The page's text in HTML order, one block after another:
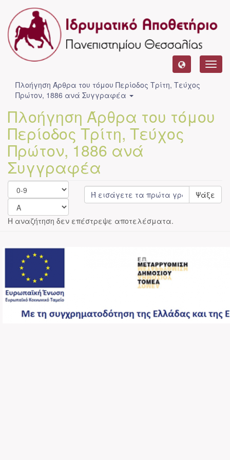
Πλοήγηση Άρθρα του τόμου Περίοδος Τρίτη, Τεύχος
Πρώτον, 1886 ανά Συγγραφέα
Πλοήγηση Άρθρα του τόμου
Περίοδος Τρίτη, Τεύχος
Πρώτον, 1886 ανά
Συγγραφέα
Ψάξε
Η αναζήτηση δεν επέστρεψε αποτελέσματα.